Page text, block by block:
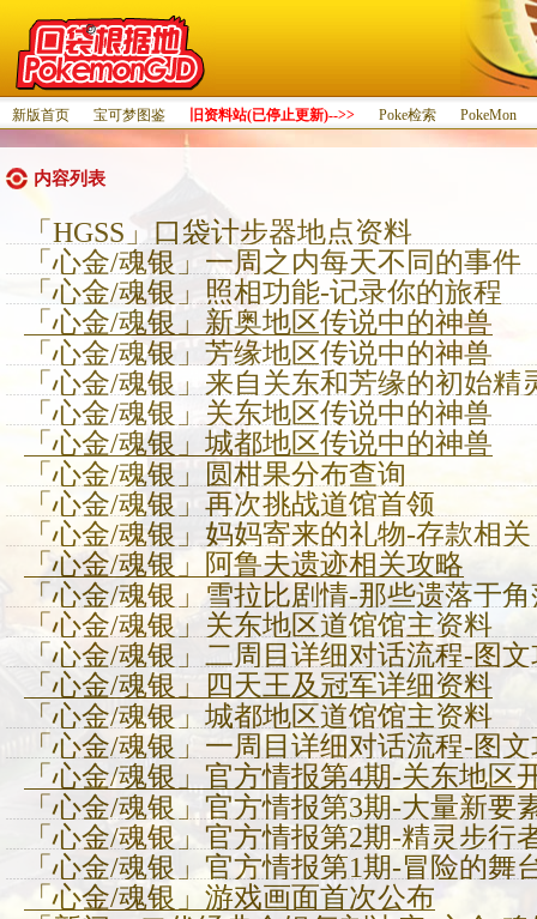
新版首页 宝可梦图鉴 旧资料站(已停止更新)-->> Poke检索 PokeMon
内容列表
「HGSS」口袋计步器地点资料
「心金/魂银」一周之内每天不同的事件
「心金/魂银」照相功能-记录你的旅程
「心金/魂银」新奥地区传说中的神兽
「心金/魂银」芳缘地区传说中的神兽
「心金/魂银」来自关东和芳缘的初始精
「心金/魂银」关东地区传说中的神兽
「心金/魂银」城都地区传说中的神兽
「心金/魂银」圆柑果分布查询
「心金/魂银」再次挑战道馆首领
「心金/魂银」妈妈寄来的礼物-存款相关
「心金/魂银」阿鲁夫遗迹相关攻略
「心金/魂银」雪拉比剧情-那些遗落于
「心金/魂银」关东地区道馆馆主资料
「心金/魂银」二周目详细对话流程-图
「心金/魂银」四天王及冠军详细资料
「心金/魂银」城都地区道馆馆主资料
「心金/魂银」一周目详细对话流程-图
「心金/魂银」官方情报第4期-关东地区
「心金/魂银」官方情报第3期-大量新要
「心金/魂银」官方情报第2期-精灵步行
「心金/魂银」官方情报第1期-冒险的舞
「心金/魂银」游戏画面首次公布